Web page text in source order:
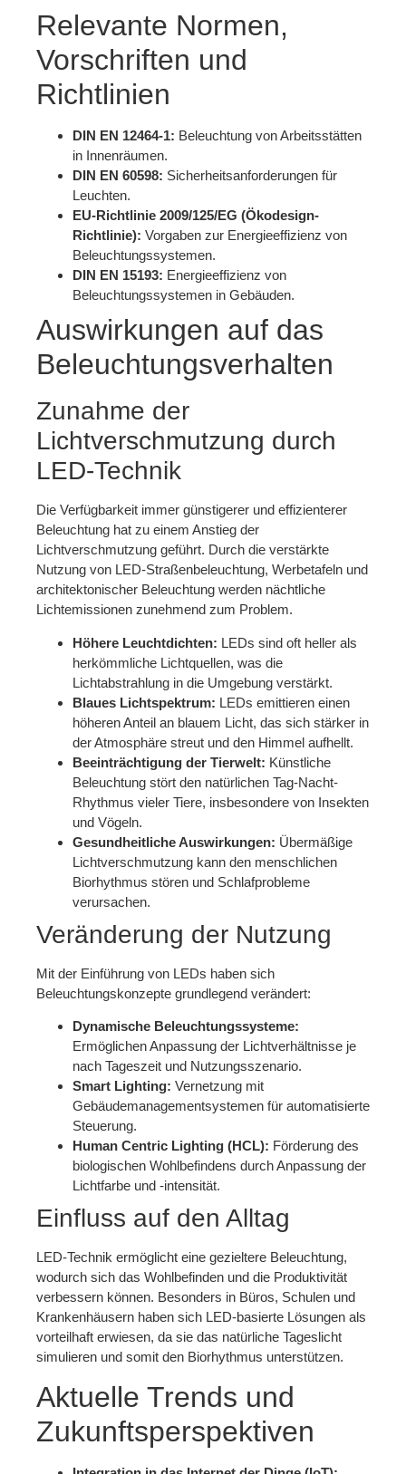
Relevante Normen,
Vorschriften und
Richtlinien
DIN EN 12464-1: Beleuchtung von Arbeitsstätten
in Innenräumen.
DIN EN 60598: Sicherheitsanforderungen für
Leuchten.
EU-Richtlinie 2009/125/EG (Ökodesign-
Richtlinie): Vorgaben zur Energieeffizienz von
Beleuchtungssystemen.
DIN EN 15193: Energieeffizienz von
Beleuchtungssystemen in Gebäuden.
Auswirkungen auf das
Beleuchtungsverhalten
Zunahme der
Lichtverschmutzung durch
LED-Technik
Die Verfügbarkeit immer günstigerer und effizienterer
Beleuchtung hat zu einem Anstieg der
Lichtverschmutzung geführt. Durch die verstärkte
Nutzung von LED-Straßenbeleuchtung, Werbetafeln und
architektonischer Beleuchtung werden nächtliche
Lichtemissionen zunehmend zum Problem.
Höhere Leuchtdichten: LEDs sind oft heller als
herkömmliche Lichtquellen, was die
Lichtabstrahlung in die Umgebung verstärkt.
Blaues Lichtspektrum: LEDs emittieren einen
höheren Anteil an blauem Licht, das sich stärker in
der Atmosphäre streut und den Himmel aufhellt.
Beeinträchtigung der Tierwelt: Künstliche
Beleuchtung stört den natürlichen Tag-Nacht-
Rhythmus vieler Tiere, insbesondere von Insekten
und Vögeln.
Gesundheitliche Auswirkungen: Übermäßige
Lichtverschmutzung kann den menschlichen
Biorhythmus stören und Schlafprobleme
verursachen.
Veränderung der Nutzung
Mit der Einführung von LEDs haben sich
Beleuchtungskonzepte grundlegend verändert:
Dynamische Beleuchtungssysteme:
Ermöglichen Anpassung der Lichtverhältnisse je
nach Tageszeit und Nutzungsszenario.
Smart Lighting: Vernetzung mit
Gebäudemanagementsystemen für automatisierte
Steuerung.
Human Centric Lighting (HCL): Förderung des
biologischen Wohlbefindens durch Anpassung der
Lichtfarbe und -intensität.
Einfluss auf den Alltag
LED-Technik ermöglicht eine gezieltere Beleuchtung,
wodurch sich das Wohlbefinden und die Produktivität
verbessern können. Besonders in Büros, Schulen und
Krankenhäusern haben sich LED-basierte Lösungen als
vorteilhaft erwiesen, da sie das natürliche Tageslicht
simulieren und somit den Biorhythmus unterstützen.
Aktuelle Trends und
Zukunftsperspektiven